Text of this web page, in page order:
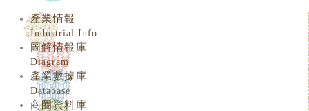
產業情報
Industrial Info.
圖解情報庫
Diagram
產業數據庫
Database
商圈資料庫